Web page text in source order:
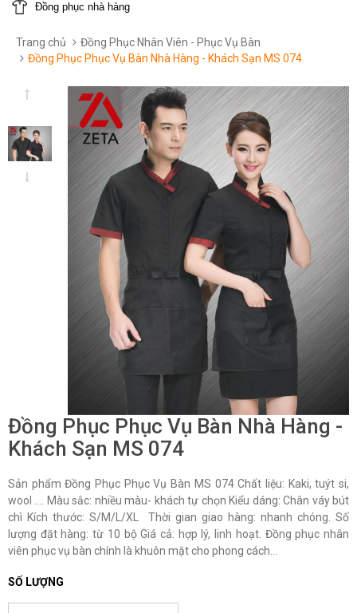
Đồng phục nhà hàng
Trang chủ
Đồng Phục Nhân Viên - Phục Vụ Bàn
Đồng Phục Phục Vụ Bàn Nhà Hàng - Khách Sạn MS 074
Đồng Phục Phục Vụ Bàn Nhà Hàng -
Khách Sạn MS 074
Sản phẩm Đồng Phục Phục Vụ Bàn MS 074 Chất liệu: Kaki, tuýt si,
wool …. Màu sắc: nhiều màu- khách tự chọn Kiểu dáng: Chân váy bút
chì Kích thước: S/M/L/XL Thời gian giao hàng: nhanh chóng. Số
lượng đặt hàng: từ 10 bộ Giá cả: hợp lý, linh hoạt. Đồng phục nhân
viên phục vụ bàn chính là khuôn mặt cho phong cách...
SỐ LƯỢNG